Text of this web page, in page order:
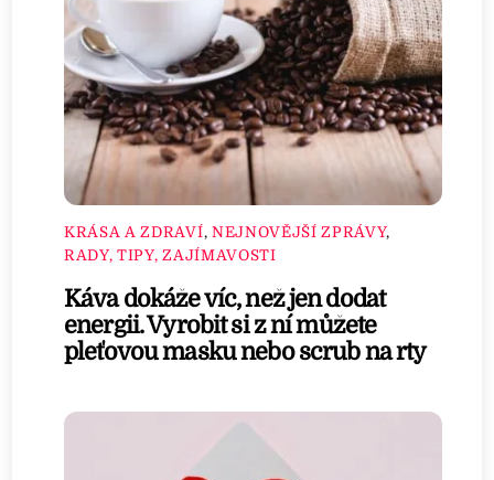
KRÁSA A ZDRAVÍ, NEJNOVĚJŠÍ ZPRÁVY,
RADY, TIPY, ZAJÍMAVOSTI
Káva dokáže víc, než jen dodat
energii. Vyrobit si z ní můžete
pleťovou masku nebo scrub na rty